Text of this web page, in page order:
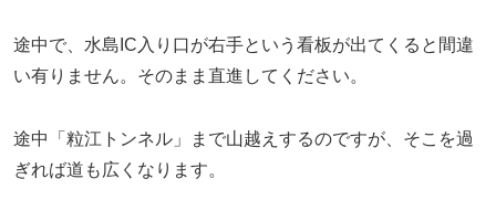
途中で、水島IC入り口が右手という看板が出てくると間違
い有りません。そのまま直進してください。
途中「粒江トンネル」まで山越えするのですが、そこを過
ぎれば道も広くなります。